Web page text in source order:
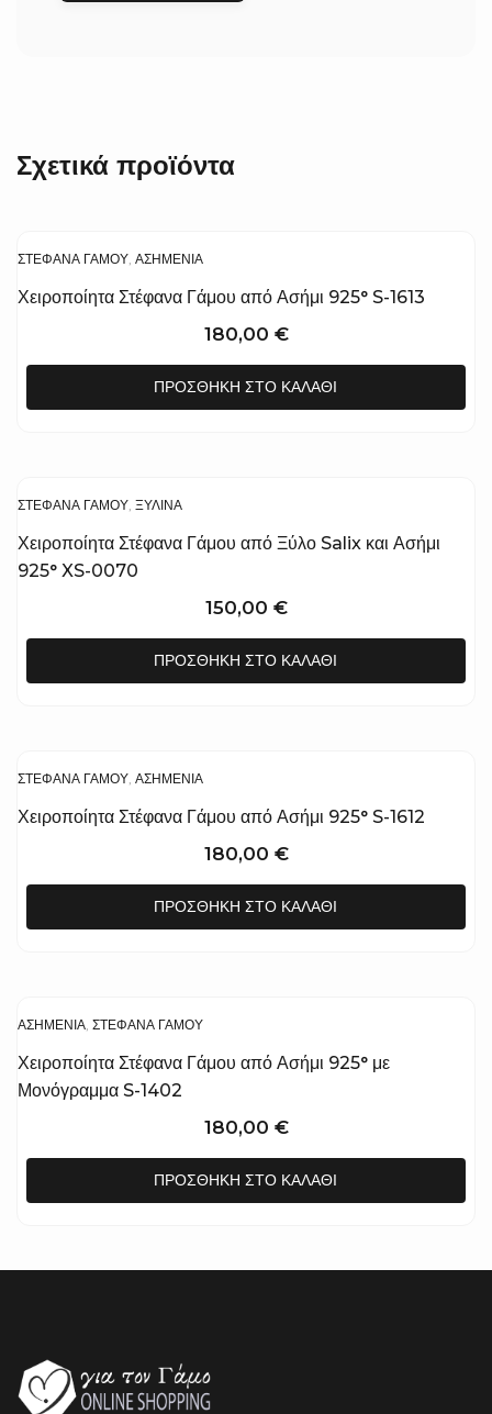
Σχετικά προϊόντα
ΣΤΈΦΑΝΑ ΓΆΜΟΥ, ΑΣΗΜΈΝΙΑ
Χειροποίητα Στέφανα Γάμου από Ασήμι 925° S-1613
180,00 €
ΠΡΟΣΘΉΚΗ ΣΤΟ ΚΑΛΆΘΙ
ΣΤΈΦΑΝΑ ΓΆΜΟΥ, ΞΎΛΙΝΑ
Χειροποίητα Στέφανα Γάμου από Ξύλο Salix και Ασήμι
925° XS-0070
150,00 €
ΠΡΟΣΘΉΚΗ ΣΤΟ ΚΑΛΆΘΙ
ΣΤΈΦΑΝΑ ΓΆΜΟΥ, ΑΣΗΜΈΝΙΑ
Χειροποίητα Στέφανα Γάμου από Ασήμι 925° S-1612
180,00 €
ΠΡΟΣΘΉΚΗ ΣΤΟ ΚΑΛΆΘΙ
ΑΣΗΜΈΝΙΑ, ΣΤΈΦΑΝΑ ΓΆΜΟΥ
Χειροποίητα Στέφανα Γάμου από Ασήμι 925° με
Μονόγραμμα S-1402
180,00 €
ΠΡΟΣΘΉΚΗ ΣΤΟ ΚΑΛΆΘΙ